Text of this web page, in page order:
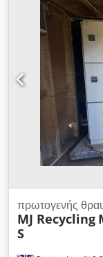
πρωτογενής
MJ Recycling
S